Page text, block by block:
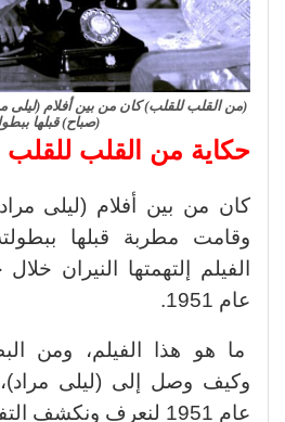
(من القلب للقلب) كان من بين أفلام (ليلى
(صباح) قبلها
حكاية من القلب للقلب
كان من بين أفلام (ليلى
وقامت مطربة قبلها
الفيلم إلتهمتها النيران
عام 1951.
ما هو هذا الفيلم، ومن
وكيف وصل إلى (ليلى مراد)،
عام 1951 لنعرف ونكشف التفاصيل: